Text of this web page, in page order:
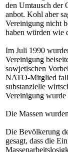
den Umtausch der
anbot. Kohl aber
Vereinigung nicht
haben würden wie
Im Juli 1990
Vereinigung
sowjetischen
NATO-Mitglied
substanzielle
Vereinigung
Die Massen
Die Bevölkerung
gesagt, dass die